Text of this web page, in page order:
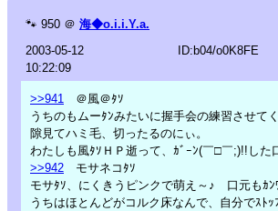
🐾 950 ＠ 海◆o.i.i.Y.a.
2003-05-12
10:22:09
ID:b04/o0K8FE
>>941
＠風＠ﾀｿ
うちのもムーﾀﾝみたいに握手会の練習させて
隙見てハミ毛、切ったるのにぃ。
わたしも風ﾀｿＨＰ逝って、ｶﾞｰﾝ(￣□￣;)!!した
>>942 モサネコﾀｿ
モサﾀｿ、にくきうピンクで萌え～♪ 口元もｶﾝ
うちはほとんどがコルク床なんで、自分でｽﾄ